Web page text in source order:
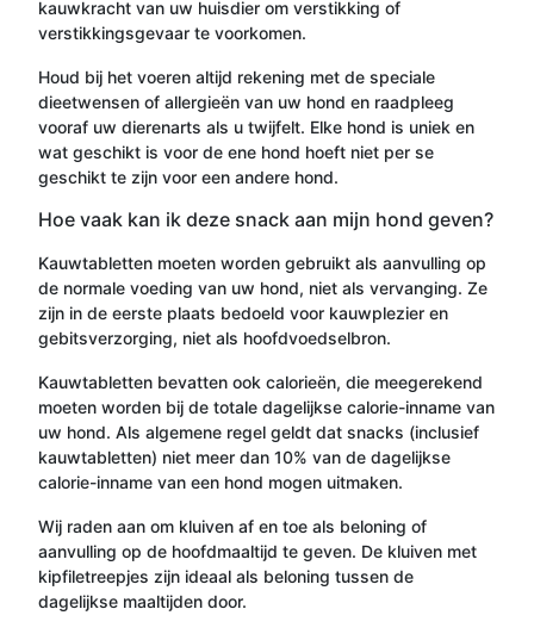
kauwkracht van uw huisdier om verstikking of
verstikkingsgevaar te voorkomen.
Houd bij het voeren altijd rekening met de speciale
dieetwensen of allergieën van uw hond en raadpleeg
vooraf uw dierenarts als u twijfelt. Elke hond is uniek en
wat geschikt is voor de ene hond hoeft niet per se
geschikt te zijn voor een andere hond.
Hoe vaak kan ik deze snack aan mijn hond geven?
Kauwtabletten moeten worden gebruikt als aanvulling op
de normale voeding van uw hond, niet als vervanging. Ze
zijn in de eerste plaats bedoeld voor kauwplezier en
gebitsverzorging, niet als hoofdvoedselbron.
Kauwtabletten bevatten ook calorieën, die meegerekend
moeten worden bij de totale dagelijkse calorie-inname van
uw hond. Als algemene regel geldt dat snacks (inclusief
kauwtabletten) niet meer dan 10% van de dagelijkse
calorie-inname van een hond mogen uitmaken.
Wij raden aan om kluiven af en toe als beloning of
aanvulling op de hoofdmaaltijd te geven. De kluiven met
kipfiletreepjes zijn ideaal als beloning tussen de
dagelijkse maaltijden door.